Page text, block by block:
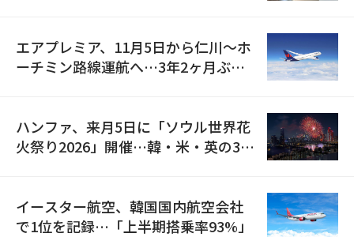
エアプレミア、11月5日から仁川〜ホ
ーチミン路線運航へ…3年2ヶ月ぶり
ハンファ、来月5日に「ソウル世界花
火祭り2026」開催…韓・米・英の3カ
イースター航空、韓国国内航空会社
で1位を記録…「上半期搭乗率93%」